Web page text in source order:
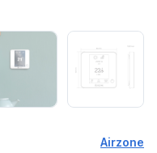
Airzone